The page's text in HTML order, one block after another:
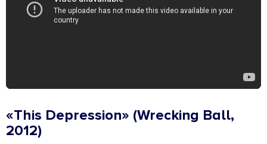
«This Depression» (Wrecking Ball,
2012)